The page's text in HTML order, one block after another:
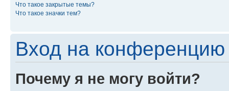
Что такое закрытые темы?
Что такое значки тем?
Вход на конференцию
Почему я не могу войти?